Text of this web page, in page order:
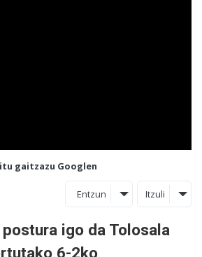
gaitzazu Googlen
Entzun Itzuli
igo da Tolosala
6-2ko